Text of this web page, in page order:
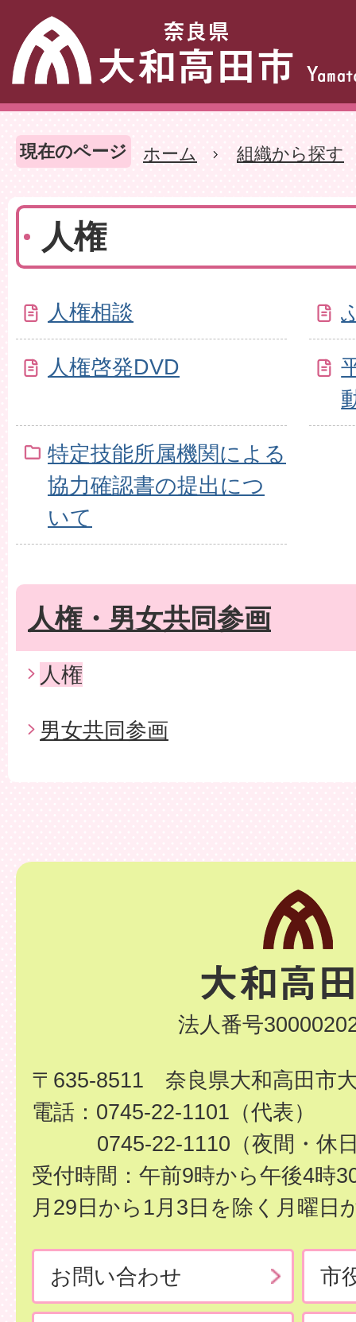
現在のページ ホーム 組織から探す
人権
人権相談
人権啓発DVD
特定技能所属機関による
協力確認書の提出につ
いて
人権・男女共同参画
人権
男女共同参画
法人番号
〒635-8511 奈良県大和高田市
電話：0745-22-1101（代表）
0745-22-1110（夜間・休
受付時間：午前9時から午後4時
月29日から1月3日を除く月曜日
お問い合わせ 市